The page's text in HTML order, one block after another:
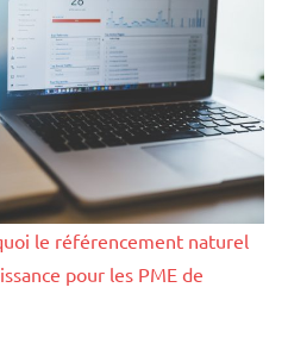
le référencement naturel
pour les PME de